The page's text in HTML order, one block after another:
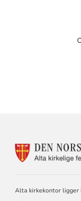
Alta kirkekontor ligger